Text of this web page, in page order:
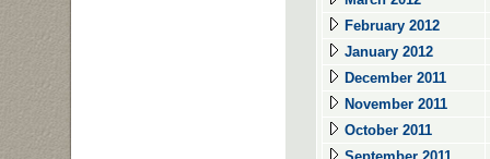
February 2012
January 2012
December 2011
November 2011
October 2011